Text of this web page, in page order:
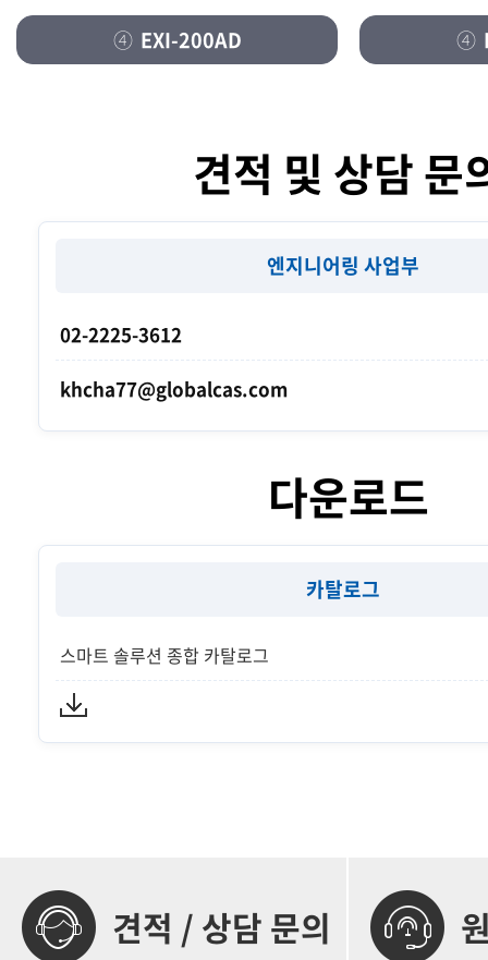
④ EXI-200AD ④
견적 및 상담 문
엔지니어링 사업부
02-2225-3612
khcha77@globalcas.com
다운로드
카탈로그
스마트 솔루션 종합 카탈로그
견적 / 상담 문의